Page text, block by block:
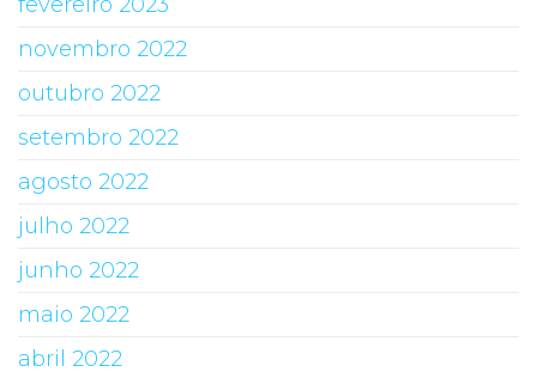
novembro 2022
outubro 2022
setembro 2022
agosto 2022
julho 2022
junho 2022
maio 2022
abril 2022